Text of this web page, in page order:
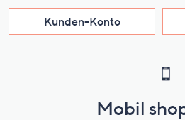
Kunden-Konto
Mobil